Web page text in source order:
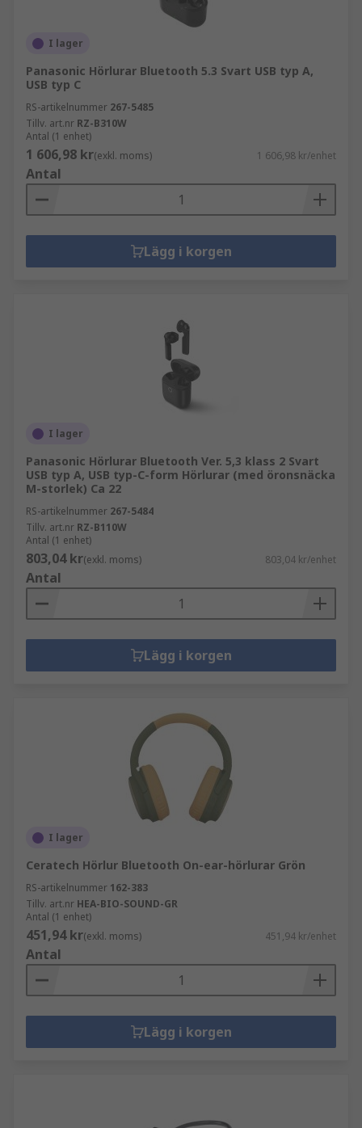
I lager
Panasonic Hörlurar Bluetooth 5.3 Svart USB typ A,
USB typ C
RS-artikelnummer 267-5485
Tillv. art.nr RZ-B310W
Antal (1 enhet)
1 606,98 kr(exkl. moms) 1 606,98 kr/enhet
Antal
Lägg i korgen
I lager
Panasonic Hörlurar Bluetooth Ver. 5,3 klass 2 Svart
USB typ A, USB typ-C-form Hörlurar (med öronsnäcka
M-storlek) Ca 22
RS-artikelnummer 267-5484
Tillv. art.nr RZ-B110W
Antal (1 enhet)
803,04 kr(exkl. moms) 803,04 kr/enhet
Antal
Lägg i korgen
I lager
Ceratech Hörlur Bluetooth On-ear-hörlurar Grön
RS-artikelnummer 162-383
Tillv. art.nr HEA-BIO-SOUND-GR
Antal (1 enhet)
451,94 kr(exkl. moms) 451,94 kr/enhet
Antal
Lägg i korgen